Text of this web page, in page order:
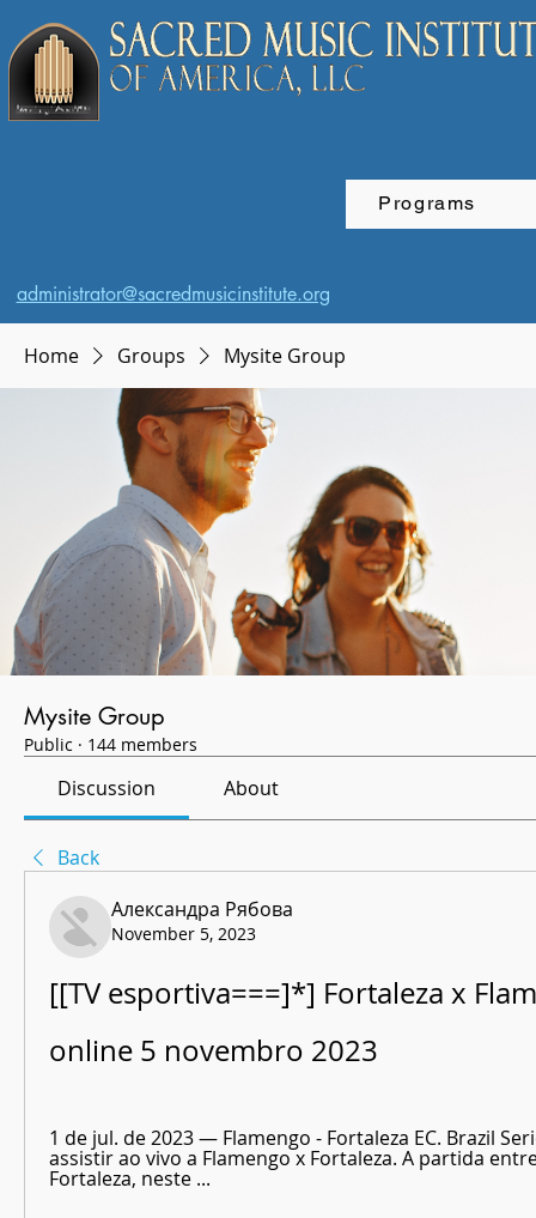
Programs
administrator@sacredmusicinstitute.org
Home Groups Mysite Group
Mysite Group
Public · 144 members
Discussion About
Back
Александра Рябова
November 5, 2023
[[TV esportiva===]*] Fortaleza x
online 5 novembro 2023
1 de jul. de 2023 — Flamengo - Fortaleza EC. Brazil
assistir ao vivo a Flamengo x Fortaleza. A partida
Fortaleza, neste ...